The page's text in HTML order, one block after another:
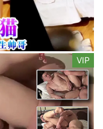
VIP